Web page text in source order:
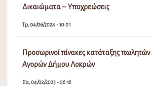
Δικαιώματα – Υποχρεώσεις
Τρ, 04/06/2024 - 10:01
Προσωρινοί πίνακες κατάταξης
Αγορών Δήμου Λοκρών
Σα, 04/02/2023 - 06:16